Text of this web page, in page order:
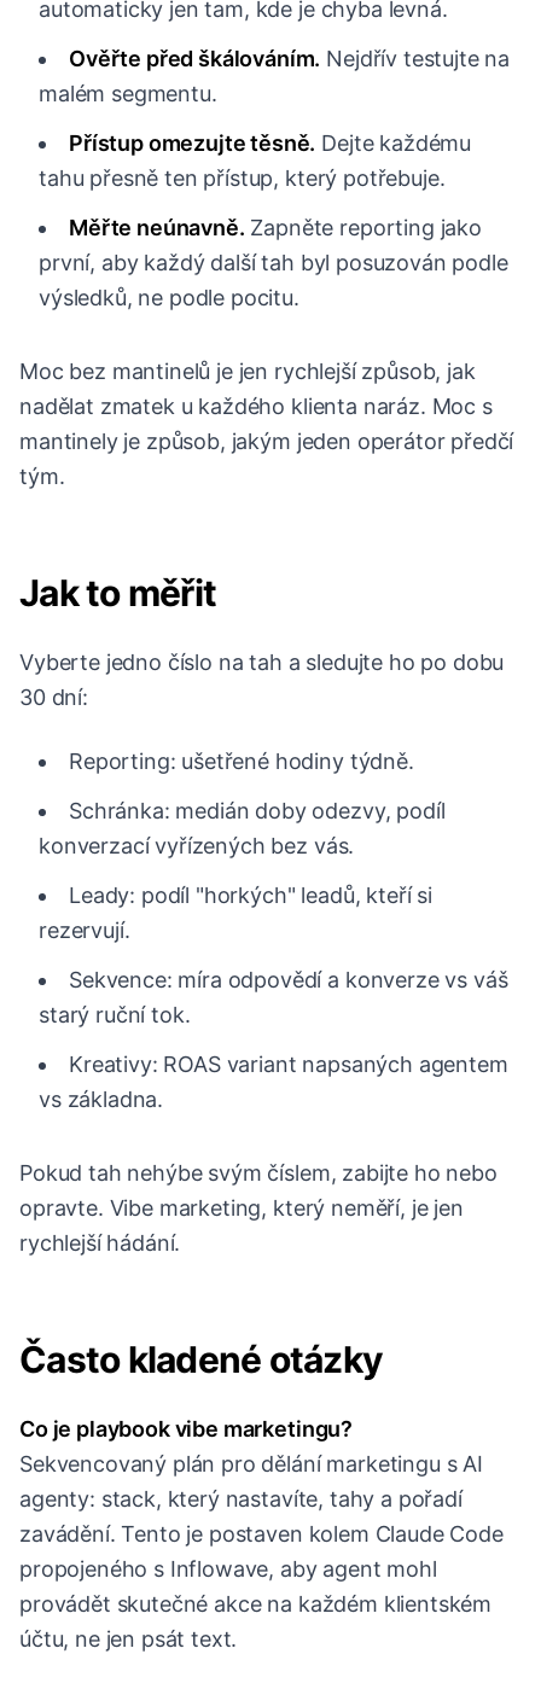
automaticky jen tam, kde je chyba levná.
Ověřte před škálováním. Nejdřív testujte na
malém segmentu.
Přístup omezujte těsně. Dejte každému
tahu přesně ten přístup, který potřebuje.
Měřte neúnavně. Zapněte reporting jako
první, aby každý další tah byl posuzován podle
výsledků, ne podle pocitu.
Moc bez mantinelů je jen rychlejší způsob, jak
nadělat zmatek u každého klienta naráz. Moc s
mantinely je způsob, jakým jeden operátor předčí
tým.
Jak to měřit
Vyberte jedno číslo na tah a sledujte ho po dobu
30 dní:
Reporting: ušetřené hodiny týdně.
Schránka: medián doby odezvy, podíl
konverzací vyřízených bez vás.
Leady: podíl "horkých" leadů, kteří si
rezervují.
Sekvence: míra odpovědí a konverze vs váš
starý ruční tok.
Kreativy: ROAS variant napsaných agentem
vs základna.
Pokud tah nehýbe svým číslem, zabijte ho nebo
opravte. Vibe marketing, který neměří, je jen
rychlejší hádání.
Často kladené otázky
Co je playbook vibe marketingu?
Sekvencovaný plán pro dělání marketingu s AI
agenty: stack, který nastavíte, tahy a pořadí
zavádění. Tento je postaven kolem Claude Code
propojeného s Inflowave, aby agent mohl
provádět skutečné akce na každém klientském
účtu, ne jen psát text.